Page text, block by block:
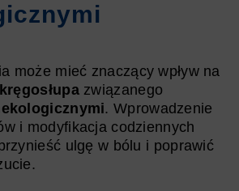
może mieć znaczący wpływ na
związanego
. Wprowadzenie
i modyfikacja codziennych
ulgę w bólu i poprawić